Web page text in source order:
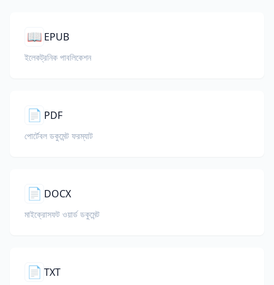
📖 EPUB
ইলেকট্রনিক পাবলিকেশন
📄 PDF
পোর্টেবল ডকুমেন্ট ফরম্যাট
📄 DOCX
মাইক্রোসফট ওয়ার্ড ডকুমেন্ট
📄 TXT